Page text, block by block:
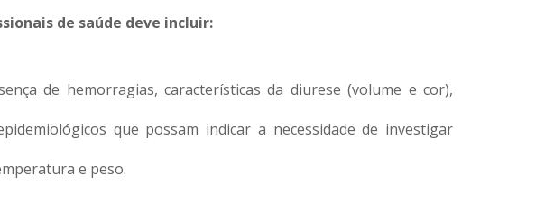
de saúde deve incluir:
de hemorragias, características da diurese (volume e cor),
que possam indicar a necessidade de investigar
e peso.